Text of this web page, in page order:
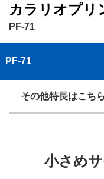
カラリオプリ
PF-71
PF-71
その他特長はこちら
小さめ